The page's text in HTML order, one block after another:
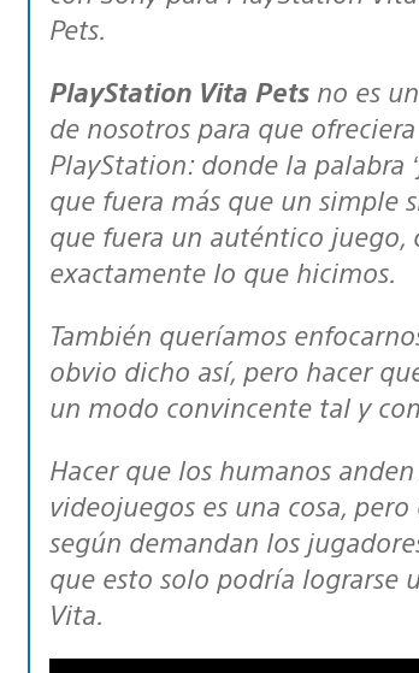
Pets.
PlayStation Vita Pets no es
de nosotros para que
PlayStation: donde la palabra
que fuera más que un simple
que fuera un auténtico juego,
exactamente lo que hicimos.
También queríamos
obvio dicho así, pero hacer
un modo convincente tal y
Hacer que los humanos anden y se muevan de un modo realista en los
videojuegos es una cosa,
según demandan los
que esto solo podría lograrse
Vita.